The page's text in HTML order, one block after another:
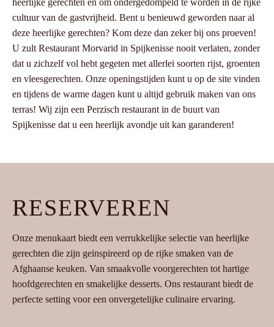
cultuur van de gastvrijheid. Bent u benieuwd geworden naar al
deze heerlijke gerechten? Kom deze dan zeker bij ons proeven!
U zult Restaurant Morvarid in Spijkenisse nooit verlaten, zonder
dat u zichzelf vol hebt gegeten met allerlei soorten rijst, groenten
en vleesgerechten. Onze openingstijden kunt u op de site vinden
en tijdens de warme dagen kunt u altijd gebruik maken van ons
terras! Wij zijn een Perzisch restaurant in de buurt van
Spijkenisse dat u een heerlijk avondje uit kan garanderen!
RESERVEREN
Onze menukaart biedt een verrukkelijke selectie van heerlijke
gerechten die zijn geinspireerd op de rijke smaken van de
Afghaanse keuken. Van smaakvolle voorgerechten tot hartige
hoofdgerechten en smakelijke desserts. Ons restaurant biedt de
perfecte setting voor een onvergetelijke culinaire ervaring.